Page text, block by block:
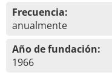
Frecuencia:
anualmente
Año de fundación:
1966